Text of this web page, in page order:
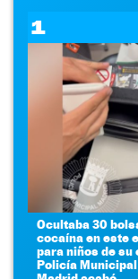
1
Ocultaba 30
cocaína en este
para niños de su
Policía